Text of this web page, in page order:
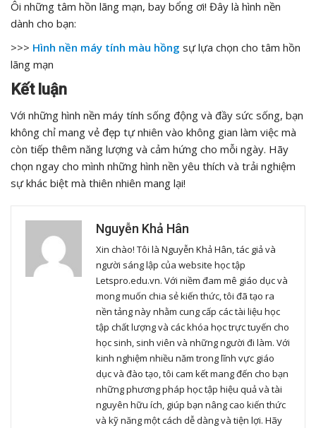
Ôi những tâm hồn lãng mạn, bay bổng ơi! Đây là hình nền
dành cho bạn:
>>> Hình nền máy tính màu hồng sự lựa chọn cho tâm hồn
lãng mạn
Kết luận
Với những hình nền máy tính sống động và đầy sức sống, bạn
không chỉ mang vẻ đẹp tự nhiên vào không gian làm việc mà
còn tiếp thêm năng lượng và cảm hứng cho mỗi ngày. Hãy
chọn ngay cho mình những hình nền yêu thích và trải nghiệm
sự khác biệt mà thiên nhiên mang lại!
Nguyễn Khả Hân
Xin chào! Tôi là Nguyễn Khả Hân, tác giả và
người sáng lập của website học tập
Letspro.edu.vn. Với niềm đam mê giáo dục và
mong muốn chia sẻ kiến thức, tôi đã tạo ra
nền tảng này nhằm cung cấp các tài liệu học
tập chất lượng và các khóa học trực tuyến cho
học sinh, sinh viên và những người đi làm. Với
kinh nghiệm nhiều năm trong lĩnh vực giáo
dục và đào tạo, tôi cam kết mang đến cho bạn
những phương pháp học tập hiệu quả và tài
nguyên hữu ích, giúp bạn nâng cao kiến thức
và kỹ năng một cách dễ dàng và tiện lợi. Hãy